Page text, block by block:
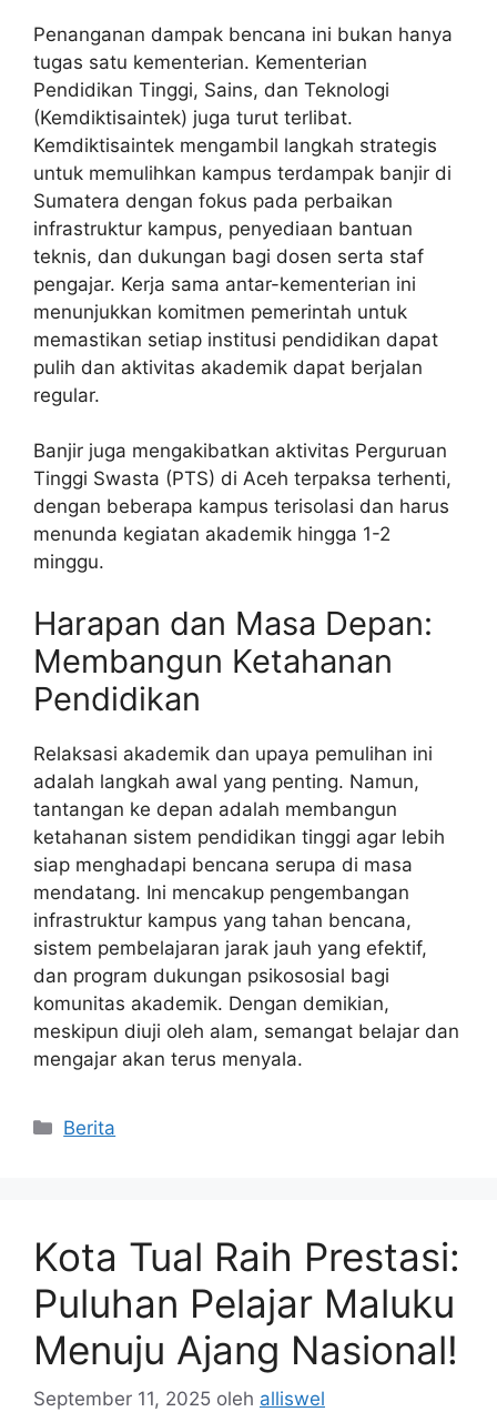
Penanganan dampak bencana ini bukan hanya
tugas satu kementerian. Kementerian
Pendidikan Tinggi, Sains, dan Teknologi
(Kemdiktisaintek) juga turut terlibat.
Kemdiktisaintek mengambil langkah strategis
untuk memulihkan kampus terdampak banjir di
Sumatera dengan fokus pada perbaikan
infrastruktur kampus, penyediaan bantuan
teknis, dan dukungan bagi dosen serta staf
pengajar. Kerja sama antar-kementerian ini
menunjukkan komitmen pemerintah untuk
memastikan setiap institusi pendidikan dapat
pulih dan aktivitas akademik dapat berjalan
regular.
Banjir juga mengakibatkan aktivitas Perguruan
Tinggi Swasta (PTS) di Aceh terpaksa terhenti,
dengan beberapa kampus terisolasi dan harus
menunda kegiatan akademik hingga 1-2
minggu.
Harapan dan Masa Depan:
Membangun Ketahanan
Pendidikan
Relaksasi akademik dan upaya pemulihan ini
adalah langkah awal yang penting. Namun,
tantangan ke depan adalah membangun
ketahanan sistem pendidikan tinggi agar lebih
siap menghadapi bencana serupa di masa
mendatang. Ini mencakup pengembangan
infrastruktur kampus yang tahan bencana,
sistem pembelajaran jarak jauh yang efektif,
dan program dukungan psikososial bagi
komunitas akademik. Dengan demikian,
meskipun diuji oleh alam, semangat belajar dan
mengajar akan terus menyala.
Kategori
Berita
Kota Tual Raih Prestasi:
Puluhan Pelajar Maluku
Menuju Ajang Nasional!
September 11, 2025 oleh alliswel